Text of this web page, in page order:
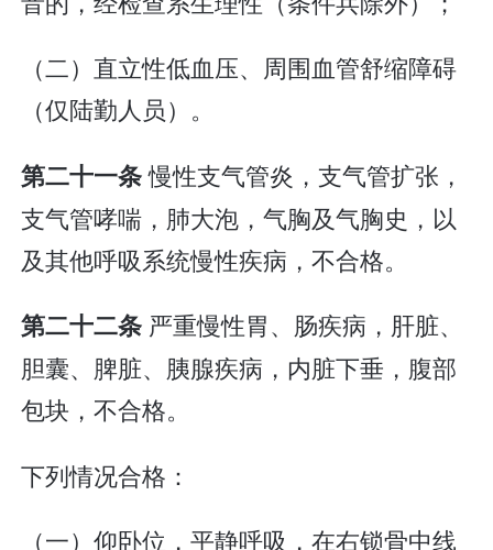
（二）直立性低血压、周围血管舒缩障碍
（仅陆勤人员）。
第二十一条慢性支气管炎，支气管扩张，
支气管哮喘，肺大泡，气胸及气胸史，以
及其他呼吸系统慢性疾病，不合格。
第二十二条 严重慢性胃、肠疾病，肝脏、
胆囊、脾脏、胰腺疾病，内脏下垂，腹部
包块，不合格。
下列情况合格：
（一）仰卧位，平静呼吸，在右锁骨中线